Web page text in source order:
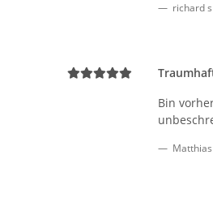
richard s
Bin